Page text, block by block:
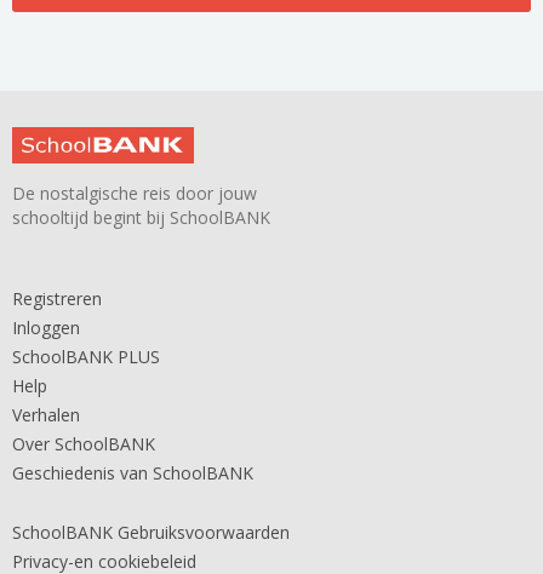
De nostalgische reis door jouw
schooltijd begint bij SchoolBANK
Registreren
Inloggen
SchoolBANK PLUS
Help
Verhalen
Over SchoolBANK
Geschiedenis van SchoolBANK
SchoolBANK Gebruiksvoorwaarden
Privacy-en cookiebeleid